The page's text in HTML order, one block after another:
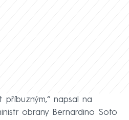
příbuzným,“ napsal na
obrany Bernardino Soto